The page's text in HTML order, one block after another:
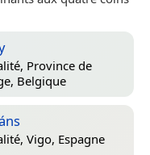
Province de
Belgique
Vigo, Espagne